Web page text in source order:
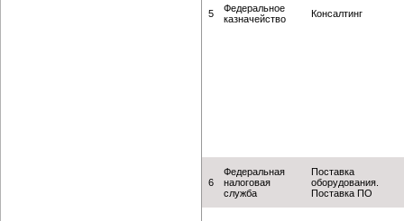
5
Федеральное
казначейство
Консалтинг
6
Федеральная
налоговая
служба
Поставка
оборудования.
Поставка ПО